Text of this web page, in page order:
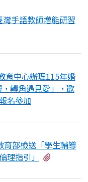
手語教師增能研習
育中心辦理115年婚
轉角遇見愛」，歡
名參加
育部檢送「學生輔導
理指引」